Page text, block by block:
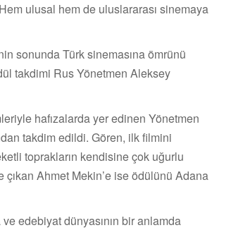
ulusal hem de uluslararası sinemaya
sonunda Türk sinemasına ömrünü
takdimi Rus Yönetmen Aleksey
hafızalarda yer edinen Yönetmen
takdim edildi. Gören, ilk filmini
toprakların kendisine çok uğurlu
Ahmet Mekin’e ise ödülünü Adana
edebiyat dünyasının bir anlamda
GÖRSEL SANATLAR